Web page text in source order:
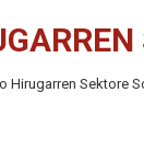
Hirugarren Sektore